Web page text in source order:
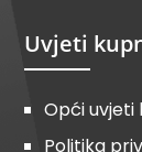
Uvjeti
Opći uvjeti
Politika